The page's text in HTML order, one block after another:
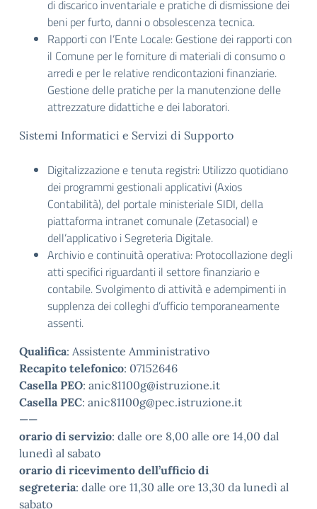
di discarico inventariale e pratiche di dismissione dei
beni per furto, danni o obsolescenza tecnica.
Rapporti con l’Ente Locale: Gestione dei rapporti con
il Comune per le forniture di materiali di consumo o
arredi e per le relative rendicontazioni finanziarie.
Gestione delle pratiche per la manutenzione delle
attrezzature didattiche e dei laboratori.
Sistemi Informatici e Servizi di Supporto
Digitalizzazione e tenuta registri: Utilizzo quotidiano
dei programmi gestionali applicativi (Axios
Contabilità), del portale ministeriale SIDI, della
piattaforma intranet comunale (Zetasocial) e
dell’applicativo i Segreteria Digitale.
Archivio e continuità operativa: Protocollazione degli
atti specifici riguardanti il settore finanziario e
contabile. Svolgimento di attività e adempimenti in
supplenza dei colleghi d’ufficio temporaneamente
assenti.
Qualifica: Assistente Amministrativo
Recapito telefonico: 07152646
Casella PEO: anic81100g@istruzione.it
Casella PEC: anic81100g@pec.istruzione.it
——
orario di servizio: dalle ore 8,00 alle ore 14,00 dal
lunedì al sabato
orario di ricevimento dell’ufficio di
segreteria: dalle ore 11,30 alle ore 13,30 da lunedì al
sabato